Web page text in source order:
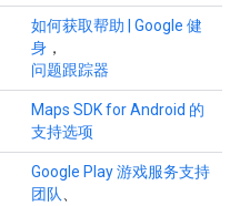
如何获取帮助 | Google 健
身 ，
问题跟踪器
Maps SDK for Android 的
支持选项
Google Play 游戏服务支持
团队